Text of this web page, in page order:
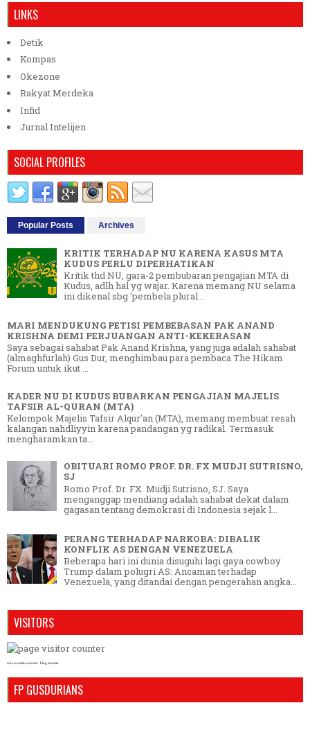
LINKS
Detik
Kompas
Okezone
Rakyat Merdeka
Infid
Jurnal Intelijen
SOCIAL PROFILES
Popular Posts Archives
KRITIK TERHADAP NU KARENA KASUS MTA
KUDUS PERLU DIPERHATIKAN
Kritik thd NU, gara-2 pembubaran pengajian MTA di
Kudus, adlh hal yg wajar. Karena memang NU selama
ini dikenal sbg 'pembela plural...
MARI MENDUKUNG PETISI PEMBEBASAN PAK ANAND
KRISHNA DEMI PERJUANGAN ANTI-KEKERASAN
Saya sebagai sahabat Pak Anand Krishna, yang juga adalah sahabat
(almaghfurlah) Gus Dur, menghimbau para pembaca The Hikam
Forum untuk ikut ...
KADER NU DI KUDUS BUBARKAN PENGAJIAN MAJELIS
TAFSIR AL-QURAN (MTA)
Kelompok Majelis Tafsir Alqur'an (MTA), memang membuat resah
kalangan nahdliyyin karena pandangan yg radikal. Termasuk
mengharamkan ta...
OBITUARI ROMO PROF. DR. FX MUDJI SUTRISNO,
SJ
Romo Prof. Dr. FX. Mudji Sutrisno, SJ. Saya
menganggap mendiang adalah sahabat dekat dalam
gagasan tentang demokrasi di Indonesia sejak l...
PERANG TERHADAP NARKOBA: DIBALIK
KONFLIK AS DENGAN VENEZUELA
Beberapa hari ini dunia disuguhi lagi gaya cowboy
Trump dalam polugri AS: Ancaman terhadap
Venezuela, yang ditandai dengan pengerahan angka...
VISITORS
who is online counter blog counter
FP GUSDURIANS